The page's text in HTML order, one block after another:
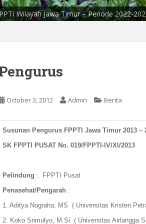
Wilayah Jawa Timur – Periode 2025-
Wilayah Jawa Timur – Periode 2022-
FPPTI Jawa Timur - Hotel Majapahit 11-
October 3, 2012 Admin Berita
Susunan Pengurus FPPTI Jawa Timur 2013 –
SK FPPTI PUSAT No. 019/FPPTI-IV/XI/2013
Pelindung : FPPTI Pusat
Penasehat/Pengarah :
1. Aditya Nugraha, MS ( Universitas Kristen
2. Koko Srimulyo, M.Si ( Universitas Airlangga